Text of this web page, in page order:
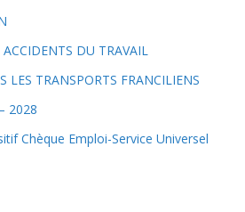
DU TRAVAIL
LES TRANSPORTS FRANCILIENS
2028
Chèque Emploi-Service Universel